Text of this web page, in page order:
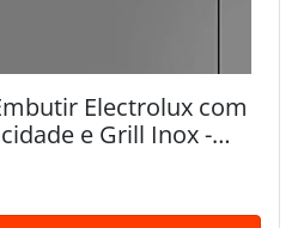
Electrolux com
e Grill Inox -